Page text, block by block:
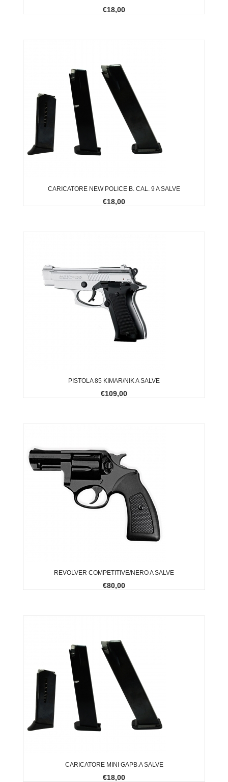
€18,00
CARICATORE NEW POLICE B. CAL. 9 A SALVE
€18,00
PISTOLA 85 KIMAR/NIK A SALVE
€109,00
REVOLVER COMPETITIVE/NERO A SALVE
€80,00
CARICATORE MINI GAPB.A SALVE
€18,00